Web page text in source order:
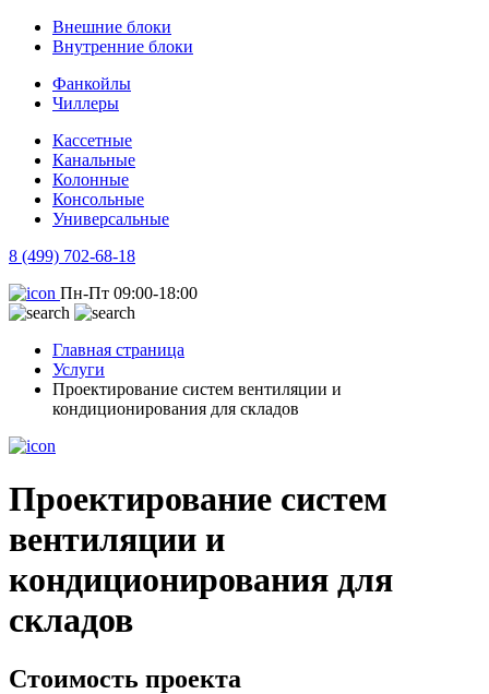
Внешние блоки
Внутренние блоки
Фанкойлы
Чиллеры
Кассетные
Канальные
Колонные
Консольные
Универсальные
8 (499) 702-68-18
Пн-Пт 09:00-18:00
Главная страница
Услуги
Проектирование систем вентиляции и
кондиционирования для складов
Проектирование систем
вентиляции и
кондиционирования для
складов
Стоимость проекта